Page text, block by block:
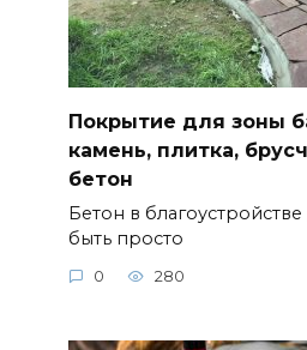
Покрытие для зоны
камень, плитка,
бетон
Бетон в
быть просто
0 280